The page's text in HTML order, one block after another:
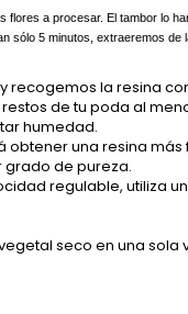
a procesar. El tambor lo
sólo 5 minutos, extraeremos de
la resina
de tu poda al
humedad.
una resina más
de pureza.
regulable, utiliza
seco en una sola